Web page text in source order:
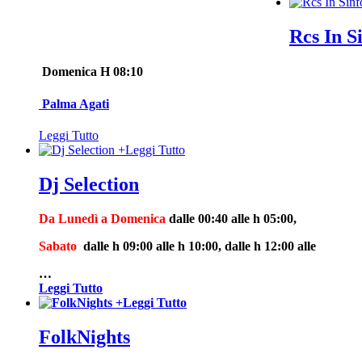
Rcs In
Domenica H 08:10
Palma Agati
Leggi Tutto
+Leggi Tutto
Dj Selection
Da Lunedì a Domenica dalle 00:40 alle h 05:00,
Sabato dalle h 09:00 alle h 10:00, dalle h 12:00 alle
…
Leggi Tutto
+Leggi Tutto
FolkNights